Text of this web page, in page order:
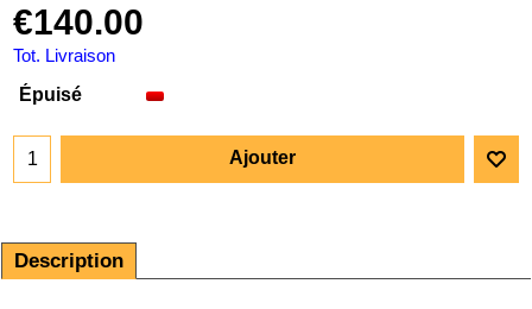
€140.00
Tot. Livraison
Épuisé
Ajouter
Description